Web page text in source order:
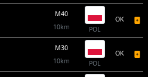
M40
10km
POL
OK
M30
10km
POL
OK